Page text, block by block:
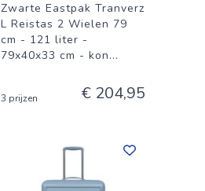
Zwarte Eastpak Tranverz
L Reistas 2 Wielen 79
cm - 121 liter -
79x40x33 cm - kon...
3 prijzen € 204,95